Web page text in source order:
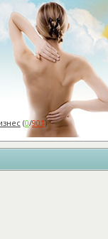
(0/901)